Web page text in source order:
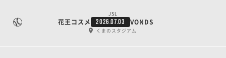
JSL
花王コスメ 2026.07.03 VONDS
くまのスタジアム